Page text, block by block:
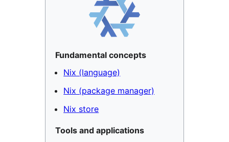
Fundamental concepts
Nix (language)
Nix (package manager)
Nix store
Tools and applications